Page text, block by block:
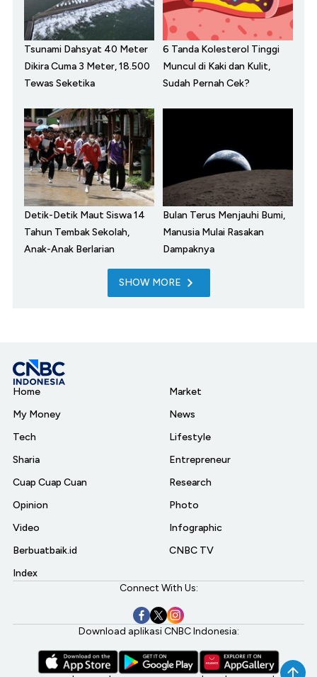
Tsunami Dahsyat 40 Meter
Dikira Cuma 3 Meter, 18.500
Tewas Seketika
6 Tanda Kolesterol Tinggi
Muncul di Kaki dan Kulit,
Sudah Pernah Cek?
Detik-Detik Maut Siswa 14
Tahun Tembak Sekolah,
Anak-Anak Berlarian
Bulan Terus Menjauhi Bumi,
Manusia Mulai Rasakan
Dampaknya
SHOW MORE
Home
My Money
Tech
Sharia
Cuap Cuap Cuan
Opinion
Video
Berbuatbaik.id
Index
Market
News
Lifestyle
Entrepreneur
Research
Photo
Infographic
CNBC TV
Connect With Us:
Download aplikasi CNBC Indonesia: